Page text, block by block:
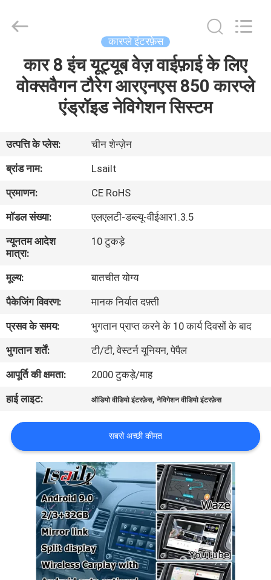
वीडियो
बारे
में
कारखाना
भ्रमण
गुणवत्ता
नियंत्रण
संपर्क
करें
समाचार
मामलों
साइटमैप
PRIVACY
Electron
Co.,Ltd.
कारप्ले इंटरफ़ेस
कार 8 इंच यूट्यूब वेज़ वाईफ़ाई के लिए
वोक्सवैगन टौरेग आरएनएस 850 कारप्ले
एंड्रॉइड नेविगेशन सिस्टम
उत्पत्ति के प्लेस:
चीन शेन्ज़ेन
ब्रांड नाम:
Lsailt
प्रमाणन:
CE RoHS
मॉडल संख्या:
एलएलटी-डब्ल्यू-वीईआर1.3.5
न्यूनतम आदेश
मात्रा:
10 टुकड़े
मूल्य:
बातचीत योग्य
पैकेजिंग विवरण:
मानक निर्यात दफ़्ती
प्रसव के समय:
भुगतान प्राप्त करने के 10 कार्य दिवसों के बाद
भुगतान शर्तें:
टी/टी, वेस्टर्न यूनियन, पेपैल
आपूर्ति की क्षमता:
2000 टुकड़े/माह
हाई लाइट:
ऑडियो वीडियो इंटरफ़ेस,नेविगेशन वीडियो इंटरफ़ेस
सबसे अच्छी कीमत